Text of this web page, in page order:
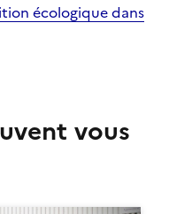
écologique dans
vous